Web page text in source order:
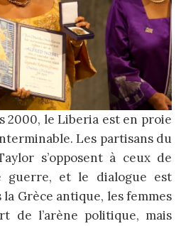
2000, le Liberia est en proie
Les partisans du
s’opposent à ceux de
guerre, et le dialogue est
la Grèce antique, les femmes
de l’arène politique, mais